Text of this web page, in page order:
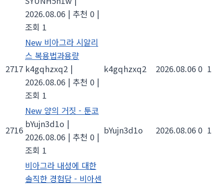
2026.08.06 | 추천 0 |
조회 1
2717
New 비아그라 시알리
스 복용법과용량
k4gqhzxq2 |
2026.08.06 | 추천 0 |
조회 1
k4gqhzxq2 2026.08.06 0 1
2716
New 양의 거짓 - 툰코
bYujn3d1o |
2026.08.06 | 추천 0 |
조회 1
bYujn3d1o 2026.08.06 0 1
비아그라 내성에 대한
솔직한 경험담 - 비아센